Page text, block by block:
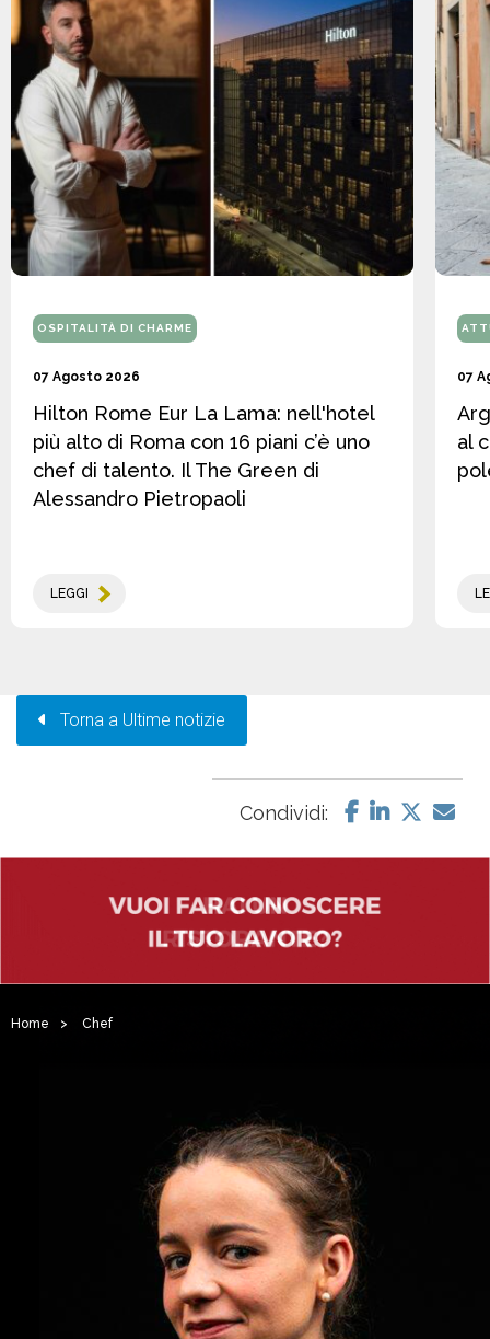
OSPITALITÀ DI CHARME
07 Agosto 2026
Hilton Rome Eur La Lama: nell'hotel
più alto di Roma con 16 piani c’è uno
chef di talento. Il The Green di
Alessandro Pietropaoli
LEGGI
07
al
Torna a Ultime notizie
Condividi:
Home > Chef